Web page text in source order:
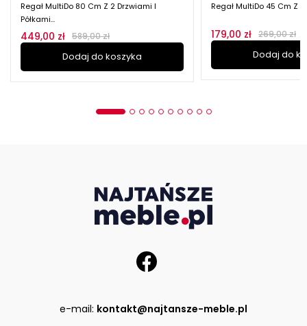
Regał MultiDo 80 Cm Z 2 Drzwiami I
Półkami...
449,00 zł 589,00 zł
Dodaj do koszyka
Regał MultiDo 45 Cm Z
179,00 zł 269,00 zł
Dodaj do
e-mail: kontakt@najtansze-meble.pl